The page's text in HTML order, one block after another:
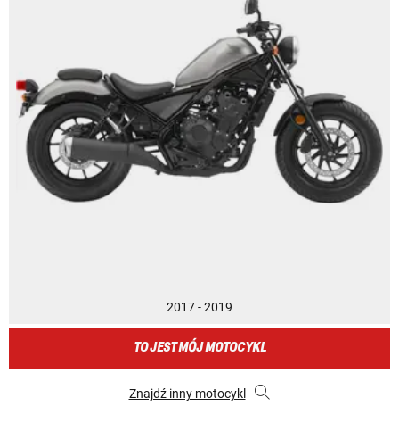
2017 - 2019
TO JEST MÓJ MOTOCYKL
Znajdź inny motocykl